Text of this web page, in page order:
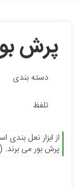
پرش
تلفظ
دسته بندی
از ابزار نعل
پرش بور می